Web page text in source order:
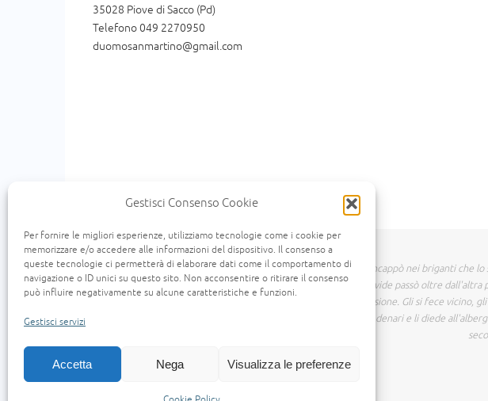
Gestisci Consenso Cookie
Per fornire le migliori esperienze, utilizziamo tecnologie come i cookie per
memorizzare e/o accedere alle informazioni del dispositivo. Il consenso a
queste tecnologie ci permetterà di elaborare dati come il comportamento di
navigazione o ID unici su questo sito. Non acconsentire o ritirare il consenso
può influire negativamente su alcune caratteristiche e funzioni.
Gestisci servizi
Accetta Nega Visualizza le preferenze
35028 Piove di Sacco (Pd)
Telefono 049 2270950
duomosanmartino@gmail.com
« Un uomo scendeva da Gerusalemme a Gerico e incappò nei briganti che
scendeva per quella medesima strada e quando lo vide passò oltre
viaggio, passandogli accanto lo vide e n'ebbe compassione. Gli si fece
si prese cura di lui. Il giorno seguente, estrasse due denari e li diede
CONTATTI Cookie Policy (UE)